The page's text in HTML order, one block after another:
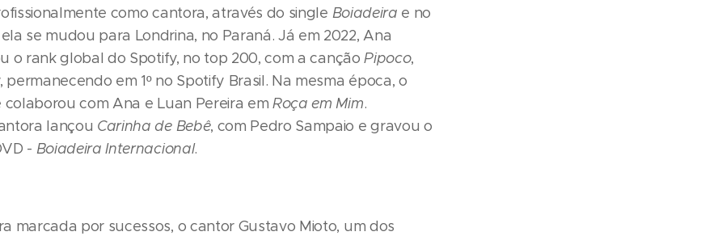
como cantora, através do single Boiadeira e no
se mudou para Londrina, no Paraná. Já em 2022, Ana
o rank global do Spotify, no top 200, com a cançãoPipoco,
permanecendo em 1º no Spotify Brasil. Na mesma época, o
colaborou com Ana e Luan Pereira emRoça em Mim.
lançou Carinha de Bebê, com Pedro Sampaio e gravou o
- Boiadeira Internacional.
marcada por sucessos, o cantor Gustavo Mioto, um dos